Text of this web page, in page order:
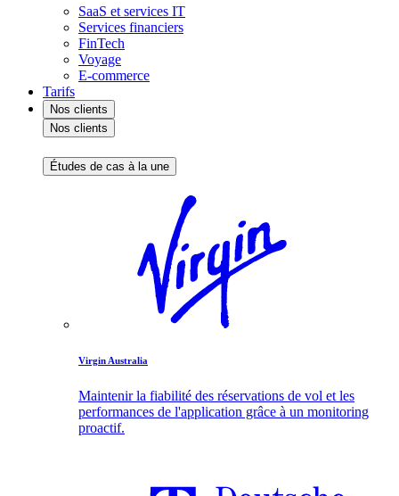
SaaS et services IT
Services financiers
FinTech
Voyage
E-commerce
Tarifs
Nos clients
Nos clients
Études de cas à la une
Virgin Australia
Maintenir la fiabilité des réservations de vol et les
performances de l'application grâce à un monitoring
proactif.